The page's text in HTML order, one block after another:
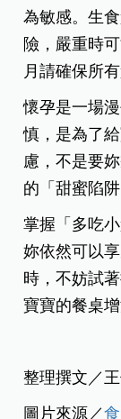
為敏感。生
險，嚴重時
月請確保所
懷孕是一場
慎，是為了
慮，不是要
的「甜蜜陷
掌握「多吃
妳依然可以
時，不妨試
寶寶的餐桌
整理撰文／
圖片來源／